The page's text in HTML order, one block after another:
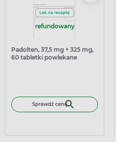
refundowany
Padolten, 37,5 mg + 325 mg,
60 tabletki powlekane
Sprawdź cenę